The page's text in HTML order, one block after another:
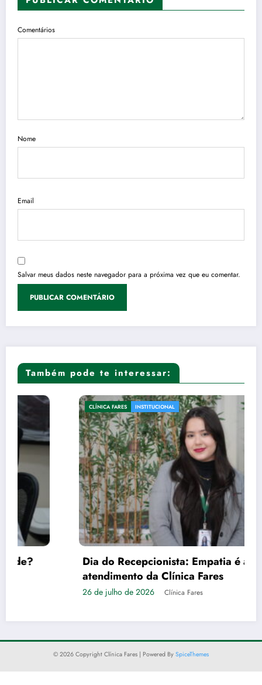
Comentários
Nome
Email
Salvar meus dados neste navegador para a próxima vez que eu comentar.
Também pode te interessar:
CLÍNICA FARES INSTITUCIONAL
Dia do Recepcionista: Empatia é a tônica no
atendimento da Clínica Fares
26 de julho de 2026 Clínica Fares
© 2026 Copyright Clínica Fares | Powered By SpiceThemes